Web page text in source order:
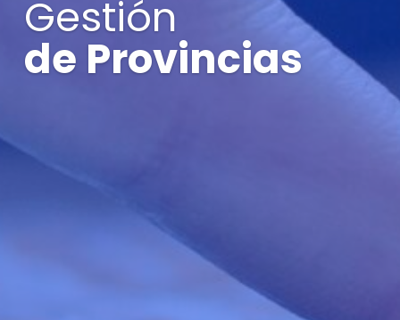
Gestión
de Provincias